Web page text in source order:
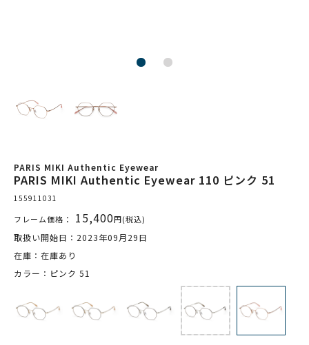
PARIS MIKI Authentic Eyewear
PARIS MIKI Authentic Eyewear 110 ピンク 51
155911031
フレーム価格： 15,400円(税込)
取扱い開始日：2023年09月29日
在庫：在庫あり
カラー：ピンク 51